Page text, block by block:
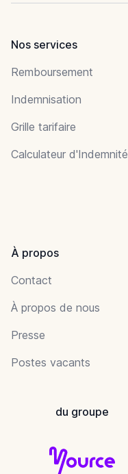
Nos services
Remboursement
Indemnisation
Grille tarifaire
Calculateur d'Indemnité
À propos
Contact
À propos de nous
Presse
Postes vacants
du groupe